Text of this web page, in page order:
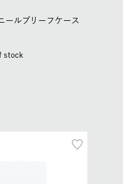
ールブリーフケース
stock